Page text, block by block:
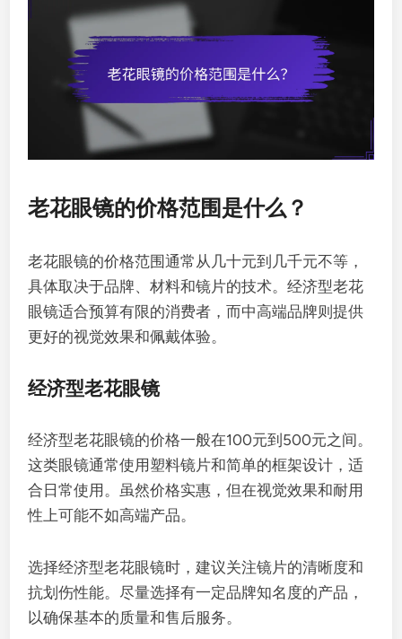
老花眼镜的价格范围是什么？
老花眼镜的价格范围通常从几十元到几千元不等，
具体取决于品牌、材料和镜片的技术。经济型老花
眼镜适合预算有限的消费者，而中高端品牌则提供
更好的视觉效果和佩戴体验。
经济型老花眼镜
经济型老花眼镜的价格一般在100元到500元之间。
这类眼镜通常使用塑料镜片和简单的框架设计，适
合日常使用。虽然价格实惠，但在视觉效果和耐用
性上可能不如高端产品。
选择经济型老花眼镜时，建议关注镜片的清晰度和
抗划伤性能。尽量选择有一定品牌知名度的产品，
以确保基本的质量和售后服务。